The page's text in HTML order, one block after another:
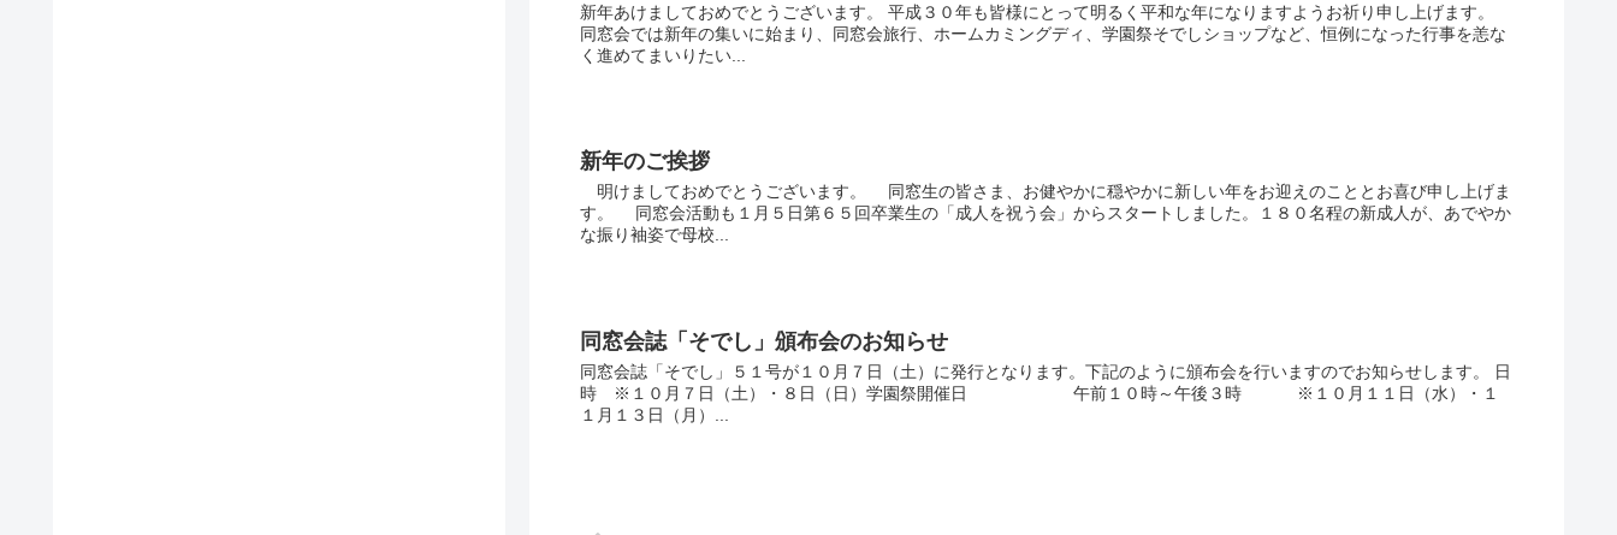
新年あけましておめでとうございます。 平成３０年も皆様にとって明るく平和な年になりますようお祈り申し上げます。
同窓会では新年の集いに始まり、同窓会旅行、ホームカミングディ、学園祭そでしショップなど、恒例になった行事を恙な
く進めてまいりたい...
新年のご挨拶
明けましておめでとうございます。 同窓生の皆さま、お健やかに穏やかに新しい年をお迎えのこととお喜び申し上げま
す。 同窓会活動も１月５日第６５回卒業生の「成人を祝う会」からスタートしました。１８０名程の新成人が、あでやか
な振り袖姿で母校...
同窓会誌「そでし」頒布会のお知らせ
同窓会誌「そでし」５１号が１０月７日（土）に発行となります。下記のように頒布会を行いますのでお知らせします。 日
時 ※１０月７日（土）・８日（日）学園祭開催日 午前１０時～午後３時 ※１０月１１日（水）・１
１月１３日（月）...